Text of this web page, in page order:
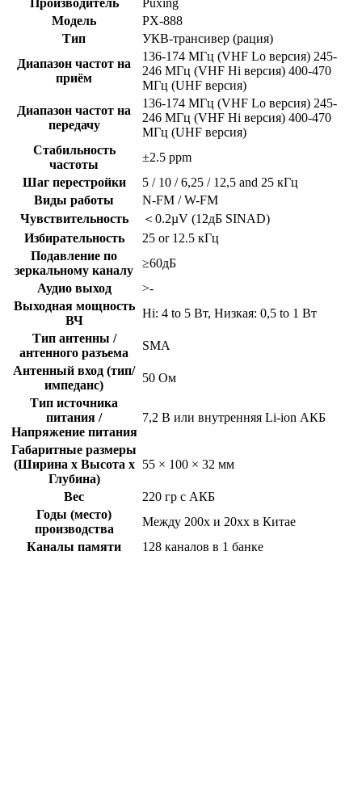
Производитель
Puxing
Модель
PX-888
Тип
УКВ-трансивер (рация)
Диапазон частот на
приём
136-174 МГц (VHF Lo версия) 245-
246 МГц (VHF Hi версия) 400-470
МГц (UHF версия)
Диапазон частот на
передачу
136-174 МГц (VHF Lo версия) 245-
246 МГц (VHF Hi версия) 400-470
МГц (UHF версия)
Стабильность
частоты
±2.5 ppm
Шаг перестройки
5 / 10 / 6,25 / 12,5 and 25 кГц
Виды работы
N-FM / W-FM
Чувствительность
＜0.2µV (12дБ SINAD)
Избирательность
25 or 12.5 кГц
Подавление по
зеркальному каналу
≥60дБ
Аудио выход
>-
Выходная мощность
ВЧ
Hi: 4 to 5 Вт, Низкая: 0,5 to 1 Вт
Тип антенны /
антенного разъема
SMA
Антенный вход (тип/
импеданс)
50 Ом
Тип источника
питания /
Напряжение питания
7,2 В или внутренняя Li-ion АКБ
Габаритные размеры
(Ширина x Высота x
Глубина)
55 × 100 × 32 мм
Вес
220 гр с АКБ
Годы (место)
производства
Между 200x и 20xx в Китае
Каналы памяти
128 каналов в 1 банке